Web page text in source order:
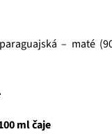
– maté
ml čaje